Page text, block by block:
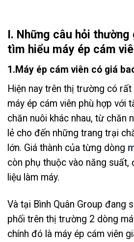
I. Những câu hỏi thường
tìm hiểu máy ép cám
1.Máy ép cám viên có giá
Hiện nay trên thị trường có rất
máy ép cám viên phù hợp với
chăn nuôi khác nhau, từ chăn
lẻ cho đến những trang trại
lớn. Giá thành của từng dòng
còn phụ thuộc vào năng suất,
liệu làm máy.
Và tại Bình Quân Group đang
phối trên thị trường 2 dòng
chính đó là máy ép cám viên